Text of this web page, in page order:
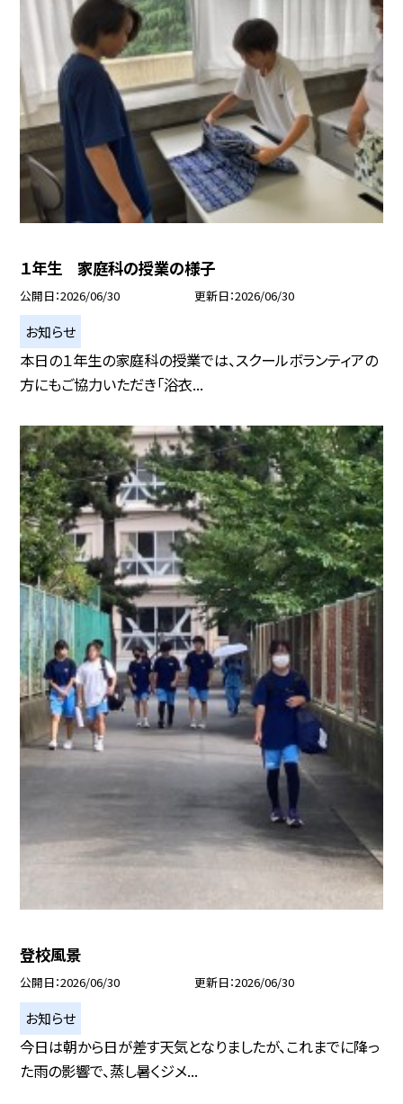
１年生 家庭科の授業の様子
公開日 2026/06/30 更新日 2026/06/30
お知らせ
本日の１年生の家庭科の授業では、スクールボランティアの
方にもご協力いただき「浴衣...
登校風景
公開日 2026/06/30 更新日 2026/06/30
お知らせ
今日は朝から日が差す天気となりましたが、これまでに降っ
た雨の影響で、蒸し暑くジメ...